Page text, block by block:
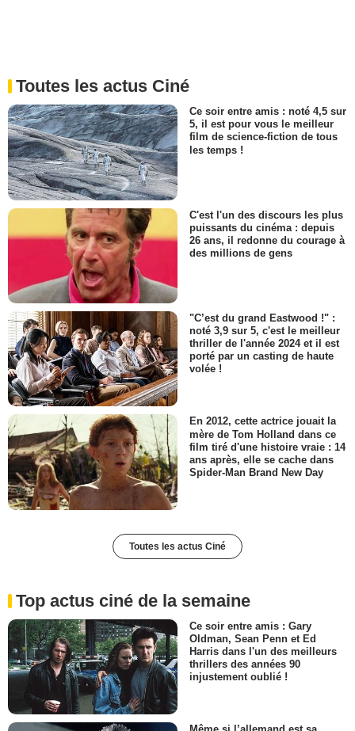
Toutes les actus Ciné
Ce soir entre amis : noté 4,5 sur
5, il est pour vous le meilleur
film de science-fiction de tous
les temps !
C'est l'un des discours les plus
puissants du cinéma : depuis
26 ans, il redonne du courage à
des millions de gens
"C’est du grand Eastwood !" :
noté 3,9 sur 5, c'est le meilleur
thriller de l'année 2024 et il est
porté par un casting de haute
volée !
En 2012, cette actrice jouait la
mère de Tom Holland dans ce
film tiré d'une histoire vraie : 14
ans après, elle se cache dans
Spider-Man Brand New Day
Toutes les actus Ciné
Top actus ciné de la semaine
Ce soir entre amis : Gary
Oldman, Sean Penn et Ed
Harris dans l'un des meilleurs
thrillers des années 90
injustement oublié !